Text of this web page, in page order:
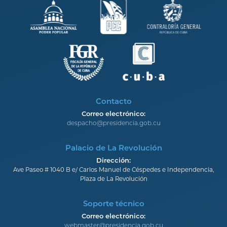
Contacto
Correo electrónico:
despacho@presidencia.gob.cu
Palacio de La Revolución
Dirección:
Ave Paseo # 1040 B e/ Carlos Manuel de Céspedes e Independencia,
Plaza de La Revolución
Soporte técnico
Correo electrónico:
webmaster@presidencia.gob.cu